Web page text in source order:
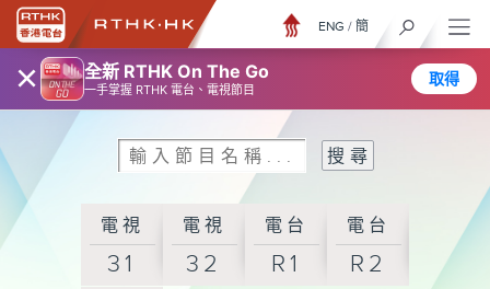
× 全新 RTHK On The Go
一手掌握 RTHK 電台、電視節目
取得
ENG / 簡
電視
31
電視
32
電台
R1
電台
R2